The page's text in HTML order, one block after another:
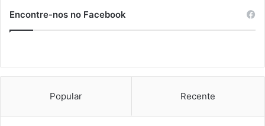
Encontre-nos no Facebook
Popular Recente